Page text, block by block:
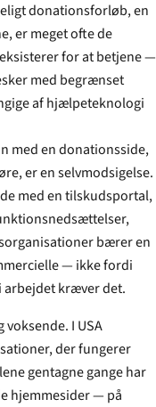
en
er meget ofte de
med begrænset
af hjælpeteknologi
med en donationsside,
med en tilskudsportal,
bærer en
— ikke fordi
gør den), men fordi arbejdet kræver det.
I USA
der fungerer
gentagne gange har